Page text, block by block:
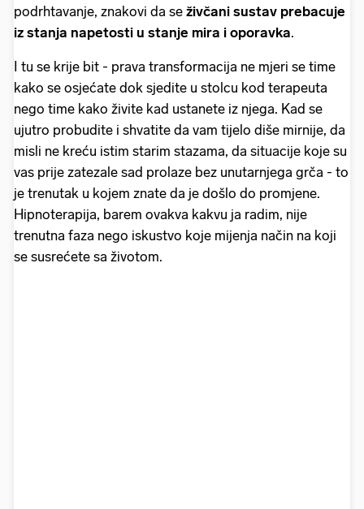
podrhtavanje, znakovi da se živčani sustav prebacuje
iz stanja napetosti u stanje mira i oporavka.
I tu se krije bit - prava transformacija ne mjeri se time
kako se osjećate dok sjedite u stolcu kod terapeuta
nego time kako živite kad ustanete iz njega. Kad se
ujutro probudite i shvatite da vam tijelo diše mirnije, da
misli ne kreću istim starim stazama, da situacije koje su
vas prije zatezale sad prolaze bez unutarnjega grča - to
je trenutak u kojem znate da je došlo do promjene.
Hipnoterapija, barem ovakva kakvu ja radim, nije
trenutna faza nego iskustvo koje mijenja način na koji
se susrećete sa životom.